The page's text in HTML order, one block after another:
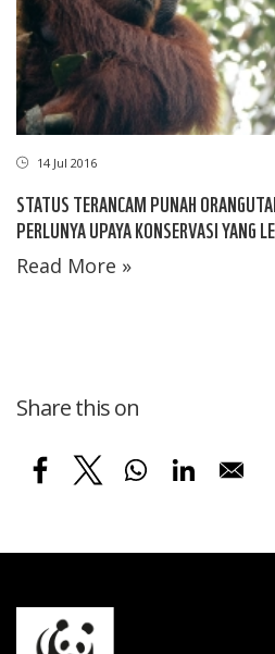
14 Jul 2016
STATUS TERANCAM PUNAH
PERLUNYA UPAYA KONSERVASI YANG
Read More »
Share this on